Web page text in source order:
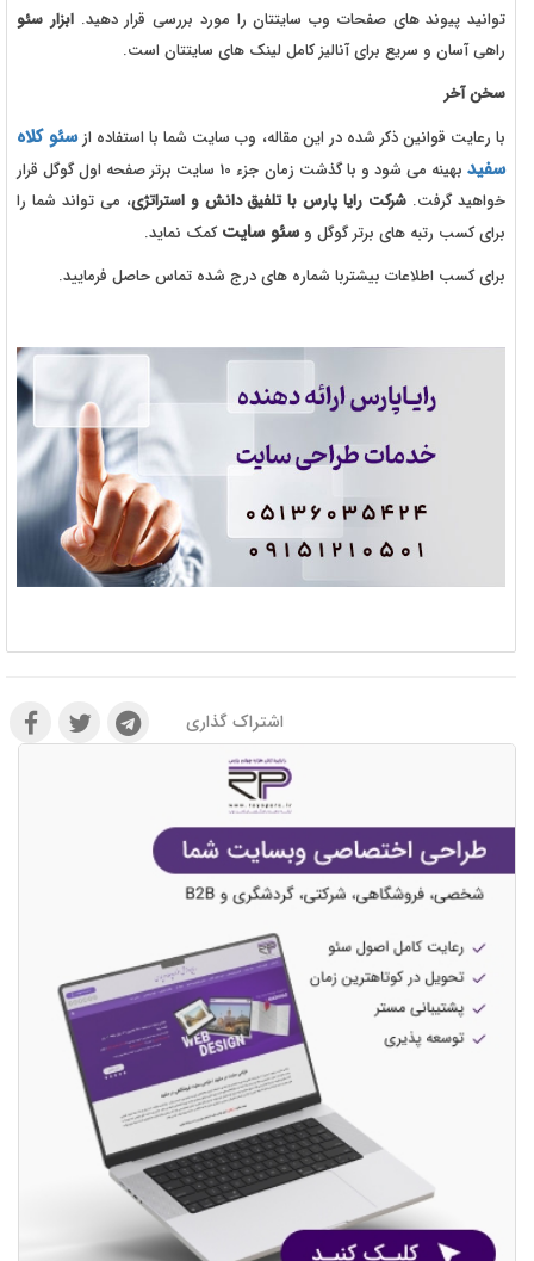
توانید پیوند های صفحات وب سایتتان را مورد بررسی قرار دهید.ابزار سئو
راهی آسان و سریع برای آنالیز کامل لینک های سایتتان است.
سخن آخر
با رعایت قوانین ذکر شده در این مقاله، وب سایت شما با استفاده ازسئو کلاه
سفید
بهینه می شود و با گذشت زمان جزء 10 سایت برتر صفحه اول گوگل قرار
خواهید گرفت. شرکت رایا پارس با تلفیق دانش و استراتژی، می تواند شما را
برای کسب رتبه های برتر گوگل وسئو سایتکمک نماید.
برای کسب اطلاعات بیشتربا شماره های درج شده تماس حاصل فرمایید.
اشتراک گذاری